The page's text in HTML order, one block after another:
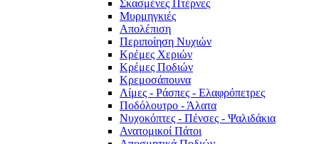
Σκασμένες Πτέρνες
Μυρμηγκιές
Απολέπιση
Περιποίηση Νυχιών
Κρέμες Χεριών
Κρέμες Ποδιών
Κρεμοσάπουνα
Λίμες - Ράσπες - Ελαφρόπετρες
Ποδόλουτρο - Άλατα
Νυχοκόπτες - Πένσες - Ψαλιδάκια
Ανατομικοί Πάτοι